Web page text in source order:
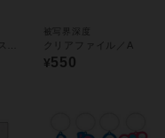
被写界深度
クリアファイル／A
¥550